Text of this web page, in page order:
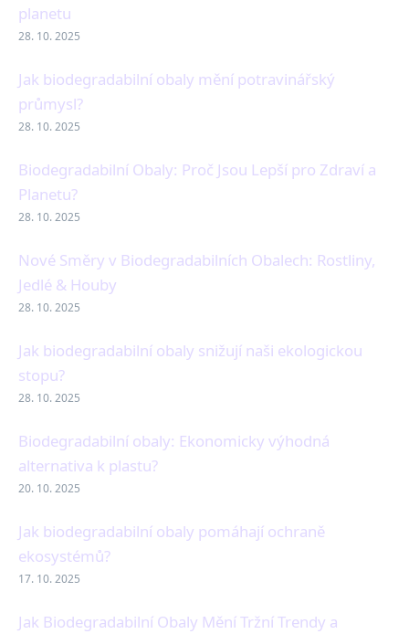
planetu
28. 10. 2025
Jak biodegradabilní obaly mění potravinářský
průmysl?
28. 10. 2025
Biodegradabilní Obaly: Proč Jsou Lepší pro Zdraví a
Planetu?
28. 10. 2025
Nové Směry v Biodegradabilních Obalech: Rostliny,
Jedlé & Houby
28. 10. 2025
Jak biodegradabilní obaly snižují naši ekologickou
stopu?
28. 10. 2025
Biodegradabilní obaly: Ekonomicky výhodná
alternativa k plastu?
20. 10. 2025
Jak biodegradabilní obaly pomáhají ochraně
ekosystémů?
17. 10. 2025
Jak Biodegradabilní Obaly Mění Tržní Trendy a